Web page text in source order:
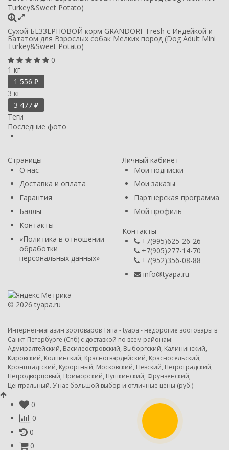
Сухой БЕЗЗЕРНОВОЙ корм GRANDORF Fresh с Индейкой и
Бататом для Взрослых собак Мелких пород (Dog Adult Mini
Turkey&Sweet Potato)
0
1 кг
1 556 ₽
3 кг
3 477 ₽
Теги
Последние фото
Страницы
О нас
Доставка и оплата
Гарантия
Баллы
Контакты
​«Политика в отношении
обработки
персональных данных»
Личный кабинет
Мои подписки
Мои заказы
Партнерская программа
Мой профиль
Контакты
+7(995)625-26-26
+7(905)277-14-70
+7(952)356-08-88
info@tyapa.ru
© 2026 tyapa.ru
Интернет-магазин зоотоваровТяпа - tyapa - недорогие зоотовары в
Санкт-Петербурге (Спб) с доставкой по всем районам:
Адмиралтейский, Василеостровский, Выборгский, Калининский,
Кировский, Колпинский, Красногвардейский, Красносельский,
Кронштадтский, Курортный, Московский, Невский, Петроградский,
Петродворцовый, Приморский, Пушкинский, Фрунзенский,
Центральный. У нас большой выбор и отличные цены (руб.)
0
0
0
0